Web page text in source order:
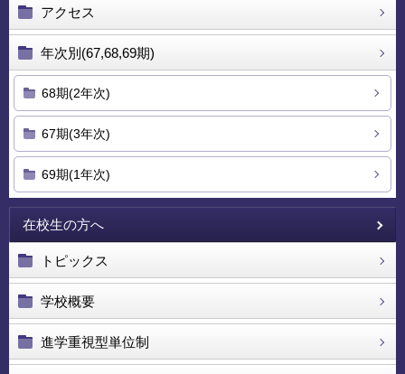
アクセス
年次別(67,68,69期)
68期(2年次)
67期(3年次)
69期(1年次)
在校生の方へ
トピックス
学校概要
進学重視型単位制